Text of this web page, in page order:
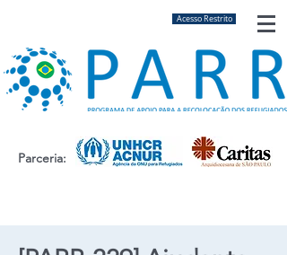
Acesso Restrito
Parceria: